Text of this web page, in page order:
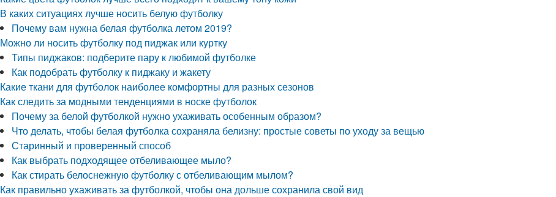
В каких ситуациях лучше носить белую футболку
Почему вам нужна белая футболка летом 2019?
Можно ли носить футболку под пиджак или куртку
Типы пиджаков: подберите пару к любимой футболке
Как подобрать футболку к пиджаку и жакету
Какие ткани для футболок наиболее комфортны для разных сезонов
Как следить за модными тенденциями в носке футболок
Почему за белой футболкой нужно ухаживать особенным образом?
Что делать, чтобы белая футболка сохраняла белизну: простые советы по уходу за вещью
Старинный и проверенный способ
Как выбрать подходящее отбеливающее мыло?
Как стирать белоснежную футболку с отбеливающим мылом?
Как правильно ухаживать за футболкой, чтобы она дольше сохранила свой вид